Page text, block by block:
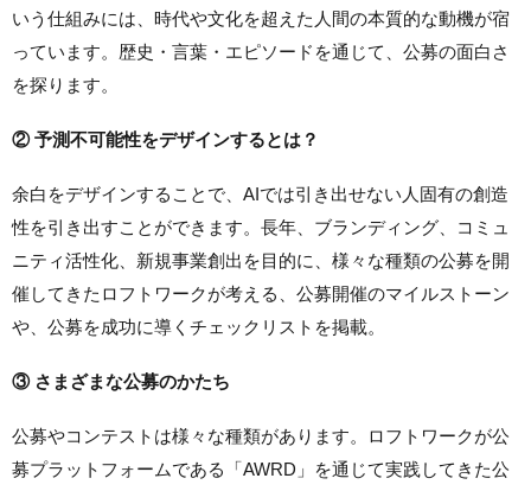
いう仕組みには、時代や文化を超えた人間の本質的な動機が宿
っています。歴史・言葉・エピソードを通じて、公募の面白さ
を探ります。
② 予測不可能性をデザインするとは？
余白をデザインすることで、AIでは引き出せない人固有の創造
性を引き出すことができます。長年、ブランディング、コミュ
ニティ活性化、新規事業創出を目的に、様々な種類の公募を開
催してきたロフトワークが考える、公募開催のマイルストーン
や、公募を成功に導くチェックリストを掲載。
③ さまざまな公募のかたち
公募やコンテストは様々な種類があります。ロフトワークが公
募プラットフォームである「AWRD」を通じて実践してきた公